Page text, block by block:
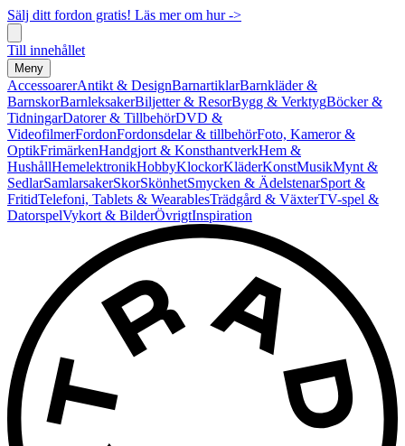
Sälj ditt fordon gratis! Läs mer om hur ->
Till innehållet
Meny
AccessoarerAntikt & DesignBarnartiklarBarnkläder &
BarnskorBarnleksakerBiljetter & ResorBygg & VerktygBöcker &
TidningarDatorer & TillbehörDVD &
VideofilmerFordonFordonsdelar & tillbehörFoto, Kameror &
OptikFrimärkenHandgjort & KonsthantverkHem &
HushållHemelektronikHobbyKlockorKläderKonstMusikMynt &
SedlarSamlarsakerSkorSkönhetSmycken & ÄdelstenarSport &
FritidTelefoni, Tablets & WearablesTrädgård & VäxterTV-spel &
DatorspelVykort & BilderÖvrigtInspiration